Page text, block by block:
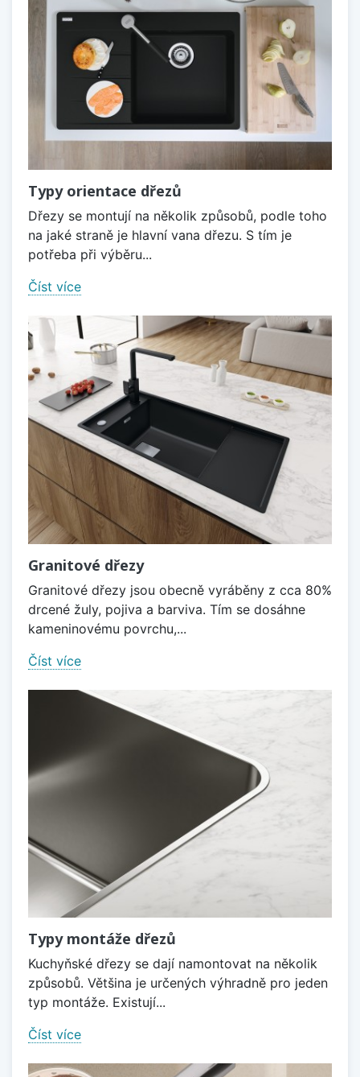
Typy orientace dřezů
Dřezy se montují na několik způsobů, podle toho
na jaké straně je hlavní vana dřezu. S tím je
potřeba při výběru...
Číst více
Granitové dřezy
Granitové dřezy jsou obecně vyráběny z cca 80%
drcené žuly, pojiva a barviva. Tím se dosáhne
kameninovému povrchu,...
Číst více
Typy montáže dřezů
Kuchyňské dřezy se dají namontovat na několik
způsobů. Většina je určených výhradně pro jeden
typ montáže. Existují...
Číst více